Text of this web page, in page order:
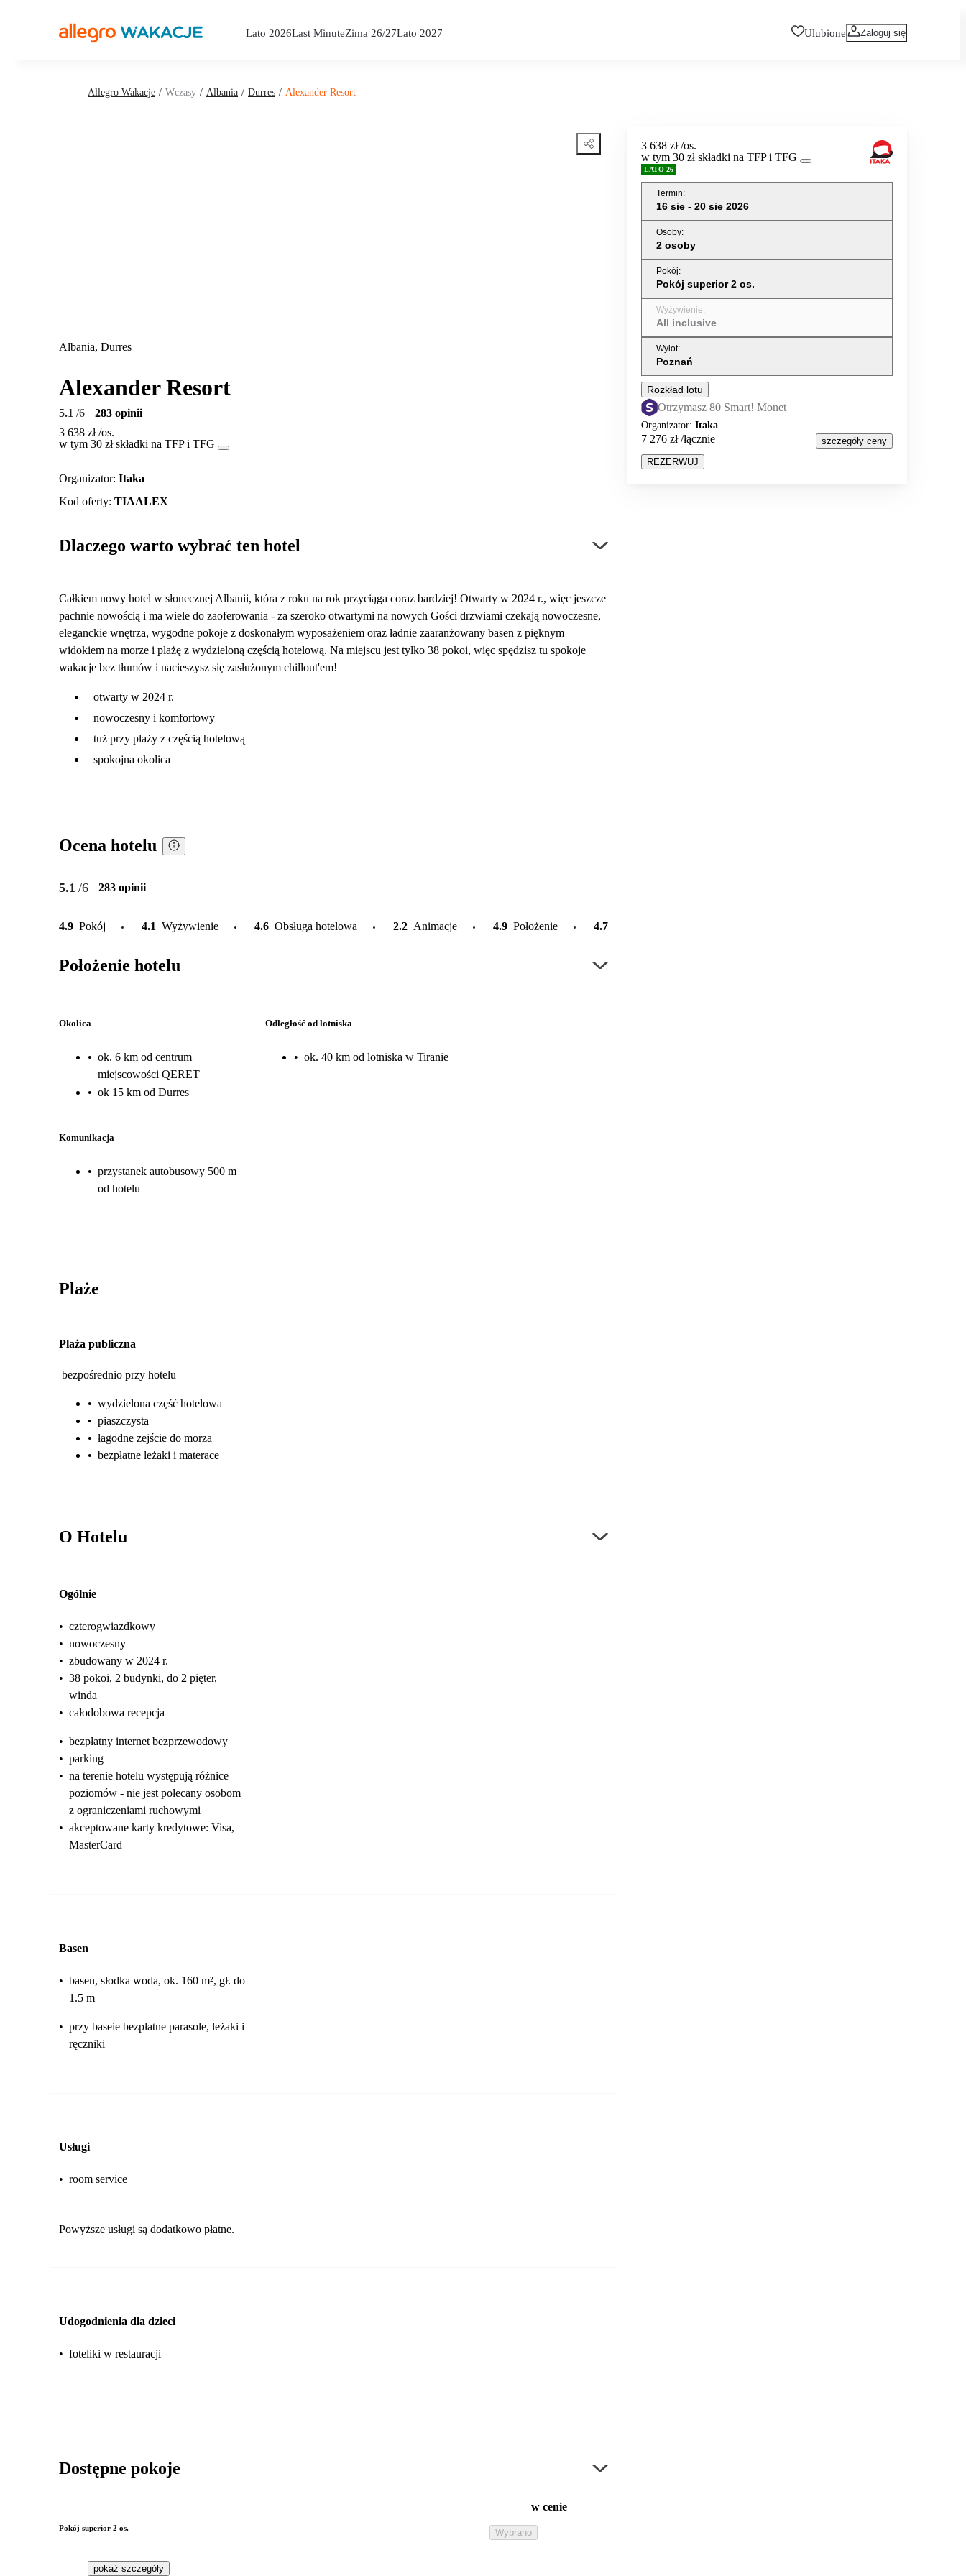
Lato 2026Last MinuteZima 26/27Lato 2027 Ulubione Zaloguj się
Allegro Wakacje Wczasy Albania Durres Alexander Resort
Albania, Durres
Alexander Resort
5.1 /6
283 opinii
3 638 zł/os.
w tym 30 zł składki na TFP i TFG
Organizator: Itaka
Kod oferty: TIAALEX
Dlaczego warto wybrać ten hotel
Całkiem nowy hotel w słonecznej Albanii, która z roku na rok przyciąga coraz bardziej! Otwarty w 2024 r., więc jeszcze
pachnie nowością i ma wiele do zaoferowania - za szeroko otwartymi na nowych Gości drzwiami czekają nowoczesne,
eleganckie wnętrza, wygodne pokoje z doskonałym wyposażeniem oraz ładnie zaaranżowany basen z pięknym
widokiem na morze i plażę z wydzieloną częścią hotelową. Na miejscu jest tylko 38 pokoi, więc spędzisz tu spokoje
wakacje bez tłumów i nacieszysz się zasłużonym chillout'em!
otwarty w 2024 r.
nowoczesny i komfortowy
tuż przy plaży z częścią hotelową
spokojna okolica
Ocena hotelu
5.1 /6 283 opinii
4.9 Pokój 4.1 Wyżywienie 4.6 Obsługa hotelowa 2.2 Animacje 4.9 Położenie 4.7
Położenie hotelu
Okolica
• ok. 6 km od centrum
miejscowości QERET
• ok 15 km od Durres
Odległość od lotniska
• ok. 40 km od lotniska w Tiranie
Komunikacja
• przystanek autobusowy 500 m
od hotelu
Plaże
Plaża publiczna
bezpośrednio przy hotelu
• wydzielona część hotelowa
• piaszczysta
• łagodne zejście do morza
• bezpłatne leżaki i materace
O Hotelu
Ogólnie
• czterogwiazdkowy
• nowoczesny
• zbudowany w 2024 r.
• 38 pokoi, 2 budynki, do 2 pięter,
winda
• całodobowa recepcja
• bezpłatny internet bezprzewodowy
• parking
• na terenie hotelu występują różnice
poziomów - nie jest polecany osobom
z ograniczeniami ruchowymi
• akceptowane karty kredytowe: Visa,
MasterCard
Basen
• basen, słodka woda, ok. 160 m², gł. do
1.5 m
• przy baseie bezpłatne parasole, leżaki i
ręczniki
Usługi
• room service
Powyższe usługi są dodatkowo płatne.
Udogodnienia dla dzieci
• foteliki w restauracji
Dostępne pokoje
Pokój superior 2 os.
pokaż szczegóły
w cenie
Wybrano
3 638 zł/os.
w tym 30 zł składki na TFP i TFG
LATO 26
Termin:
16 sie - 20 sie 2026
Osoby:
2 osoby
Pokój:
Pokój superior 2 os.
Wyżywienie:
All inclusive
Wylot:
Poznań
Rozkład lotu
Otrzymasz 80 Smart! Monet
Organizator: Itaka
7 276 zł/łącznie
szczegóły ceny
REZERWUJ